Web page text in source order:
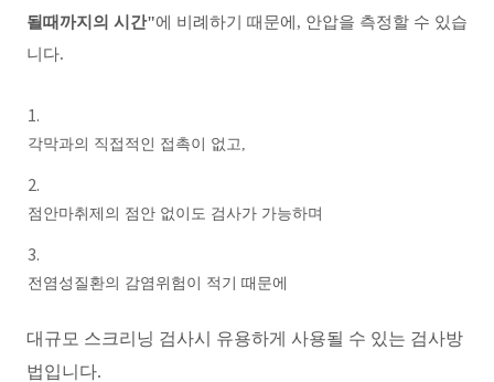
될때까지의 시간"에 비례하기 때문에, 안압을 측정할 수 있습
니다.
각막과의 직접적인 접촉이 없고,
점안마취제의 점안 없이도 검사가 가능하며
전염성질환의 감염위험이 적기 때문에
대규모 스크리닝 검사시 유용하게 사용될 수 있는 검사방
법입니다.